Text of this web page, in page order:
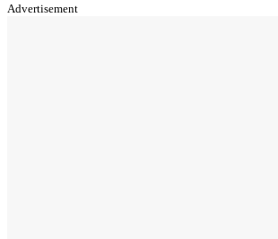
Advertisement